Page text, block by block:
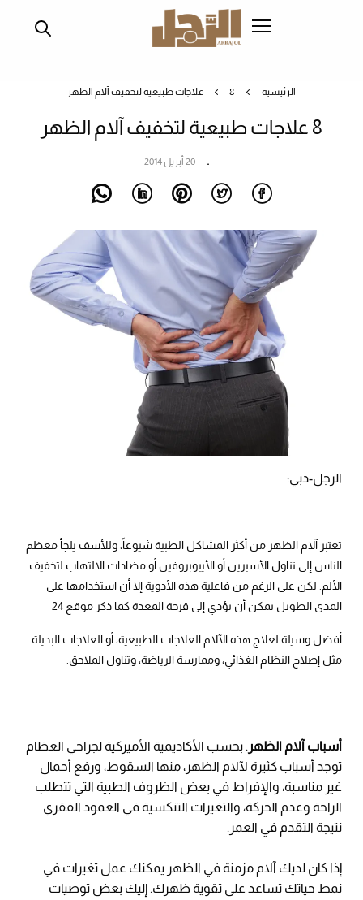
الرئيسية 8 علاجات طبيعية لتخفيف آلام الظهر
8 علاجات طبيعية لتخفيف آلام الظهر
20 أبريل 2014
الرجل-دبي:
تعتبر آلام الظهر من أكثر المشاكل الطبية شيوعاً، وللأسف يلجأ معظم
الناس إلى تناول الأسبرين أو الأيبوبروفين أو مضادات الالتهاب لتخفيف
الألم. لكن على الرغم من فاعلية هذه الأدوية إلا أن استخدامها على
المدى الطويل يمكن أن يؤدي إلى قرحة المعدة كما ذكر موقع 24
أفضل وسيلة لعلاج هذه الآلام العلاجات الطبيعية، أو العلاجات البديلة
مثل إصلاح النظام الغذائي، وممارسة الرياضة، وتناول الملاحق.
أسباب آلام الظهر . بحسب الأكاديمية الأميركية لجراحي العظام
توجد أسباب كثيرة لآلام الظهر، منها السقوط، ورفع أحمال
غير مناسبة، والإفراط في بعض الظروف الطبية التي تتطلب
الراحة وعدم الحركة، والتغيرات التنكسية في العمود الفقري
نتيجة التقدم في العمر.
إذا كان لديك آلام مزمنة في الظهر يمكنك عمل تغيرات في
نمط حياتك تساعد على تقوية ظهرك. إليك بعض توصيات